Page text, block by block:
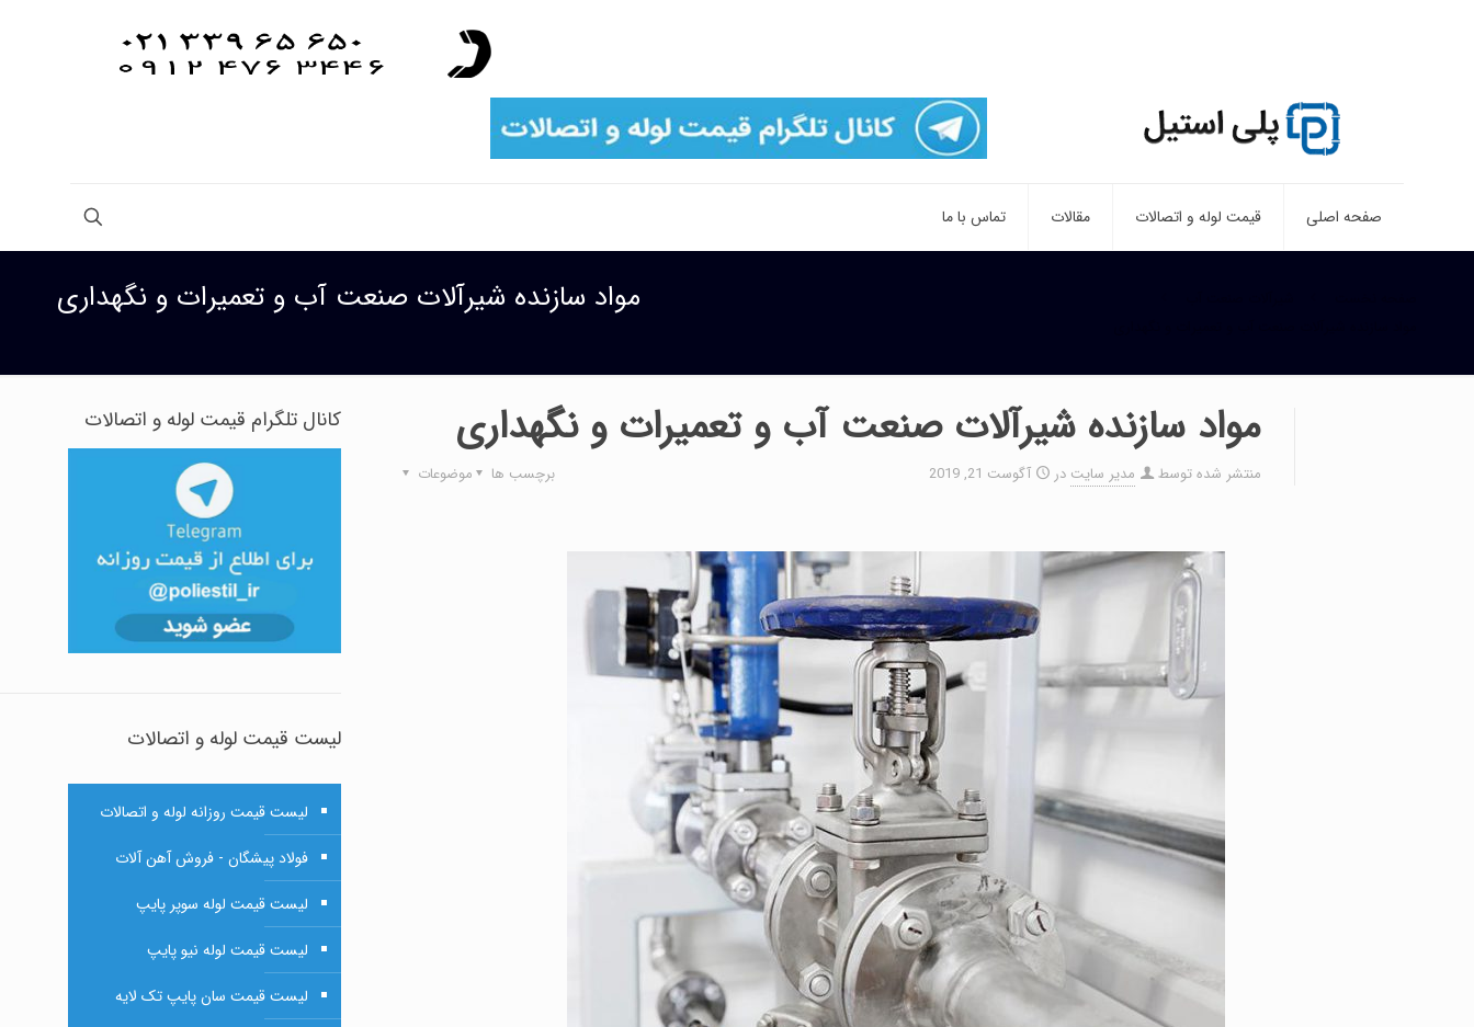
صفحه اصلی قیمت لوله و اتصالات مقالات تماس با ما
مواد سازنده شیرآلات صنعت آب و تعمیرات و نگهداری
مواد سازنده شیرآلات صنعت آب و تعمیرات و نگهداری
منتشر شده توسط مدیر سایت در آگوست 21, 2019 موضوعات برچسب ها
کانال تلگرام قیمت لوله و اتصالات
لیست قیمت لوله و اتصالات
لیست قیمت روزانه لوله و اتصالات
فولاد پیشگان - فروش آهن آلات
لیست قیمت لوله سوپر پایپ
لیست قیمت لوله نیو پایپ
لیست قیمت سان پایپ تک لایه